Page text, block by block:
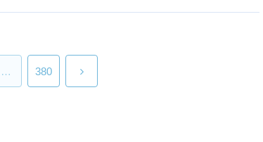
… 380